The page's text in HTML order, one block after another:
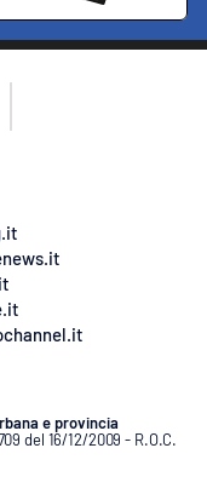
e provincia
del 16/12/2009 - R.O.C.